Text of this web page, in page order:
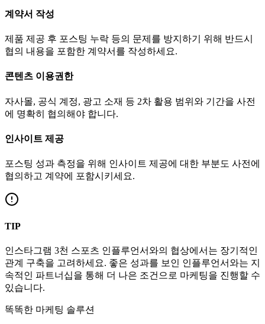
계약서 작성
제품 제공 후 포스팅 누락 등의 문제를 방지하기 위해 반드시
협의 내용을 포함한 계약서를 작성하세요.
콘텐츠 이용권한
자사몰, 공식 계정, 광고 소재 등 2차 활용 범위와 기간을 사전
에 명확히 협의해야 합니다.
인사이트 제공
포스팅 성과 측정을 위해 인사이트 제공에 대한 부분도 사전에
협의하고 계약에 포함시키세요.
TIP
인스타그램 3천 스포츠 인플루언서와의 협상에서는 장기적인
관계 구축을 고려하세요. 좋은 성과를 보인 인플루언서와는 지
속적인 파트너십을 통해 더 나은 조건으로 마케팅을 진행할 수
있습니다.
똑똑한 마케팅 솔루션